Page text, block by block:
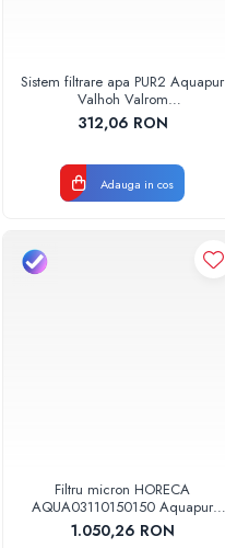
Sistem filtrare apa PUR2 Aquapur
Valhoh Valrom
AQUA03220211020
312,06 RON
Adauga in cos
Filtru micron HORECA
AQUA03110150150 Aquapur
Valhoh Valrom
1.050,26 RON